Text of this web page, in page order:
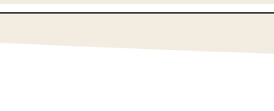
R.E.S.P.I.R.E est